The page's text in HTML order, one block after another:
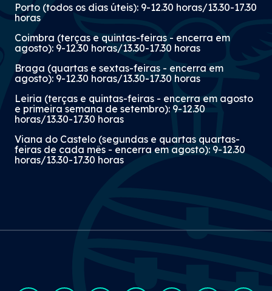
Porto (todos os dias úteis): 9-12.30 horas/13.30-17.30
horas
Coimbra (terças e quintas-feiras - encerra em
agosto): 9-12.30 horas/13.30-17.30 horas
Braga (quartas e sextas-feiras - encerra em
agosto): 9-12.30 horas/13.30-17.30 horas
Leiria (terças e quintas-feiras - encerra em agosto
e primeira semana de setembro): 9-12.30
horas/13.30-17.30 horas
Viana do Castelo (segundas e quartas quartas-
feiras de cada mês - encerra em agosto): 9-12.30
horas/13.30-17.30 horas